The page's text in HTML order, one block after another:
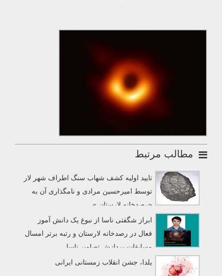
مطالب مرتبط
تایید اولیه کشف شهاب سنگ اطراف شهر لار
توسط امیرحسین مرادی و نامگذاری آن به
«رصدخانه لارستان »
ابراز شگفتی ناسا از نبوغ یک دانش آموز
فعال در رصدخانه لارستان و رتبه برتر امسال
مسابقات پردازش تصاویر ناسا
یلدا، جشن انقلاب زمستانی ایرانی